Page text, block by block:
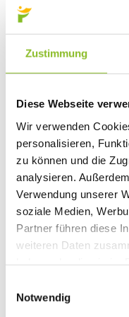
Zustimmung
Diese Webseite
Wir verwenden
personalisieren,
zu können und die
analysieren.
Verwendung unserer
soziale Medien,
Partner führen diese
weiteren Daten
Notwendig
Bildung
Schulen
Freizeit
Kultur
Kino
Gastronomie
Essen
Sport